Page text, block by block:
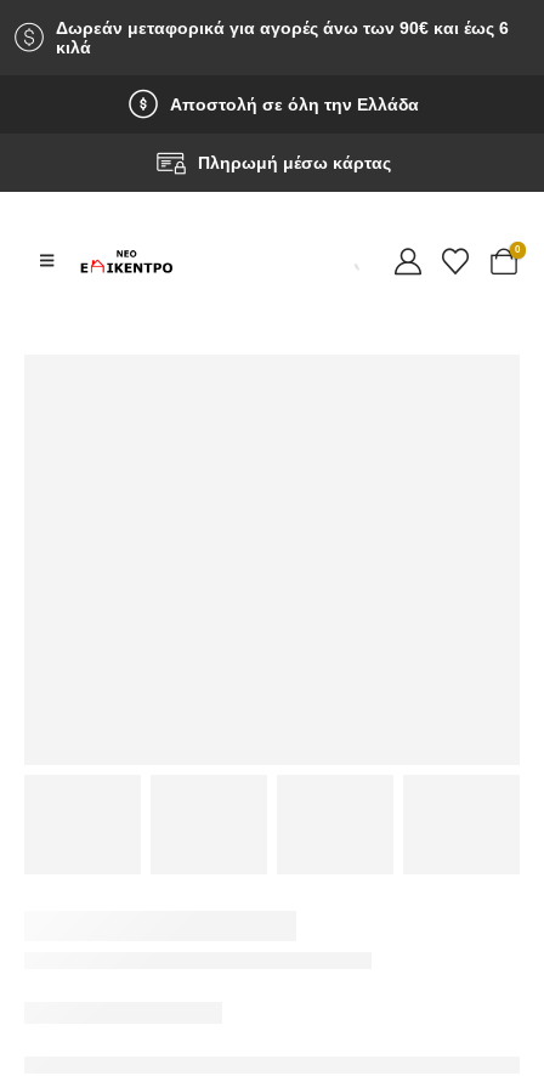
Δωρεάν μεταφορικά για αγορές άνω των 90‎€ και έως 6
κιλά
Αποστολή σε όλη την Ελλάδα
Πληρωμή μέσω κάρτας
0